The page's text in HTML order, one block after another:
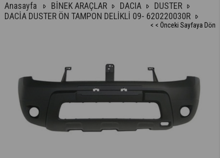
Anasayfa BİNEK ARAÇLAR DACIA
DUSTER
DACİA DUSTER ÖN TAMPON DELİKLİ 09- 620220030R
< < Önceki Sayfaya Dön